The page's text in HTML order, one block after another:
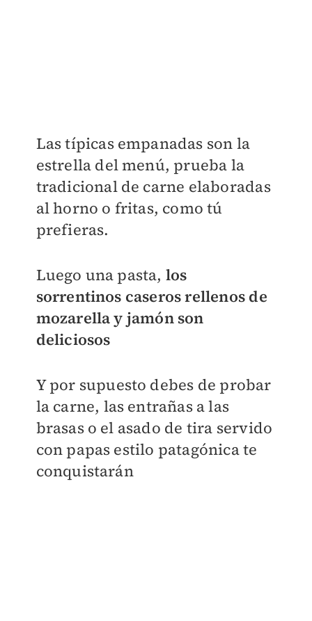
Las típicas empanadas son la
estrella del menú, prueba la
tradicional de carne elaboradas
al horno o fritas, como tú
prefieras.
Luego una pasta, los
sorrentinos caseros rellenos de
mozarella y jamón son
deliciosos
Y por supuesto debes de probar
la carne, las entrañas a las
brasas o el asado de tira servido
con papas estilo patagónica te
conquistarán